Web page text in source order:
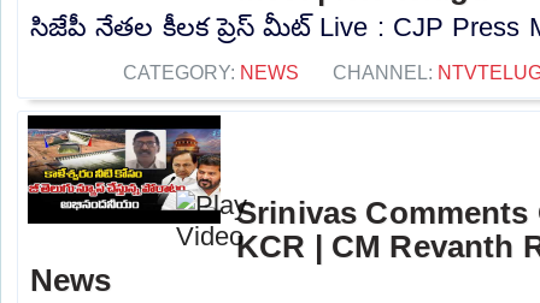
సిజేపీ నేతల కీలక ప్రెస్ మీట్ Live : CJP Press
CATEGORY: NEWS CHANNEL:
Srinivas Comments
KCR | CM Revanth
News